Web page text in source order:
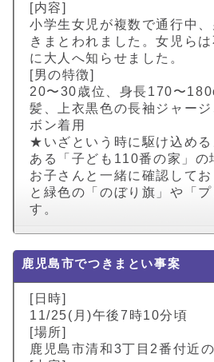
[内容]
小学生女児が複数で通行中
きまとわれました。女児ら
に大人へ知らせました。
[男の特徴]
20〜30歳位、身長170〜
髪、上衣黒色の長袖ジャー
ボン着用
★いざという時に駆け込める
ある「子ども110番の家」の
お子さんと一緒に確認して
と緑色の「のぼり旗」や「
す。
鹿児島市でつきまとい事案
[日時]
11/25(月)午後7時10分頃
[場所]
鹿児島市清和3丁目2番付近